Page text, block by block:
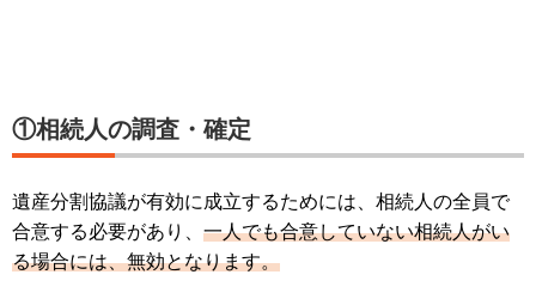
①相続人の調査・確定
遺産分割協議が有効に成立するためには、相続人の全員で
合意する必要があり、 一人でも合意していない相続人がい
る場合には、無効となります。